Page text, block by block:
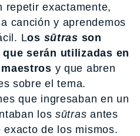
repetir exactamente,
canción y aprendemos
Los sūtras son
serán utilizadas en
y que abren
sobre el tema.
que ingresaban en un
lossūtrasantes
de los mismos.